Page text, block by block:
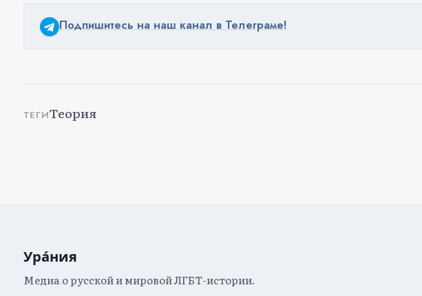
Подпишитесь на наш канал в Телеграме!
ТЕГИТеория
Ура́ния
Медиа о русской и мировой ЛГБТ-истории.